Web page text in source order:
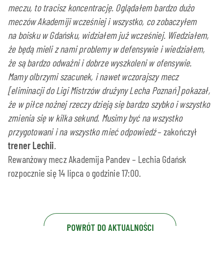
meczu, to tracisz koncentrację. Oglądałem bardzo dużo
meczów Akademiji wcześniej i wszystko, co zobaczyłem
na boisku w Gdańsku, widziałem już wcześniej. Wiedziałem,
że będą mieli z nami problemy w defensywie i wiedziałem,
że są bardzo odważni i dobrze wyszkoleni w ofensywie.
Mamy olbrzymi szacunek, i nawet wczorajszy mecz
[eliminacji do Ligi Mistrzów drużyny Lecha Poznań] pokazał,
że w piłce nożnej rzeczy dzieją się bardzo szybko i wszystko
zmienia się w kilka sekund. Musimy być na wszystko
przygotowani i na wszystko mieć odpowiedź– zakończył
trener Lechii.
Rewanżowy mecz Akademija Pandev – Lechia Gdańsk
rozpocznie się 14 lipca o godzinie 17:00.
POWRÓT DO AKTUALNOŚCI